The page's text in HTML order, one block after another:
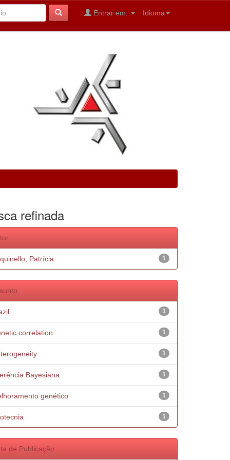
Idioma
Entrar em:
refinada
1
Patrícia
1
1
correlation
1
1
Bayesiana
1
genético
1
de Publicação